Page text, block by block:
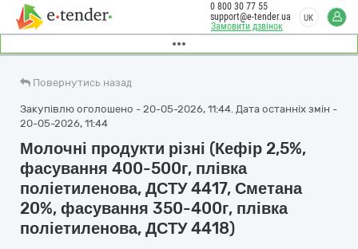
Замовити дзвінок
0 800 30 77 55
support@e-tender.ua
UK
Повернутись назад
Закупівлю оголошено - 20-05-2026, 11:44. Дата останніх змін -
20-05-2026, 11:44
Молочні продукти різні (Кефір 2,5%,
фасування 400-500г, плівка
поліетиленова, ДСТУ 4417, Сметана
20%, фасування 350-400г, плівка
поліетиленова, ДСТУ 4418)